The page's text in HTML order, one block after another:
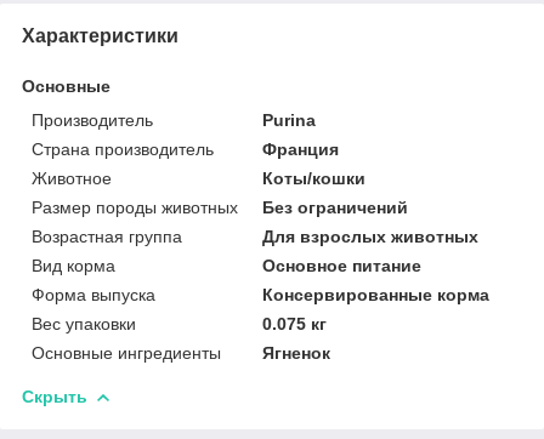
Характеристики
Основные
Производитель
Purina
Страна производитель
Франция
Животное
Коты/кошки
Размер породы животных
Без ограничений
Возрастная группа
Для взрослых животных
Вид корма
Основное питание
Форма выпуска
Консервированные корма
Вес упаковки
0.075 кг
Основные ингредиенты
Ягненок
Скрыть